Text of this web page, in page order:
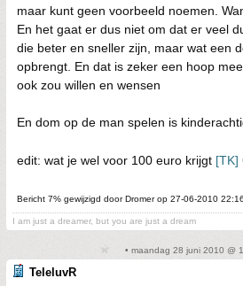
maar kunt geen voorbeeld noemen.
En het gaat er dus niet om dat er veel
die beter en sneller zijn, maar wat een
opbrengt. En dat is zeker een hoop
ook zou willen en wensen
En dom op de man spelen is
edit: wat je wel voor 100 euro krijgt [TK]
Bericht 7% gewijzigd door Dromer op 27-06-2010
I am just a dreamer, but you are just a dream
• maandag 28 juni 2010 @
TeleluvR